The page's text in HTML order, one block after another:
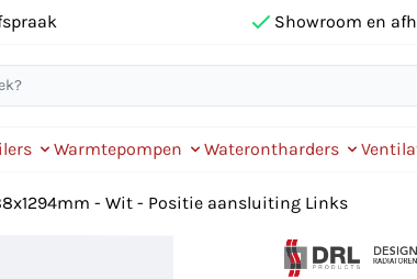
Showroom en
Warmtepompen Waterontharders
- Wit - Positie aansluiting Links